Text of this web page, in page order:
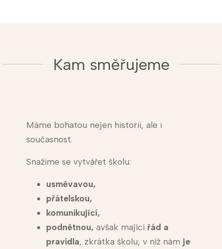
Kam směřujeme
Máme bohatou nejen historii, ale i
současnost.
Snažíme se vytvářet školu:
usměvavou,
přátelskou,
komunikující,
podnětnou, avšak mající řád a
pravidla, zkrátka školu, v níž nám je